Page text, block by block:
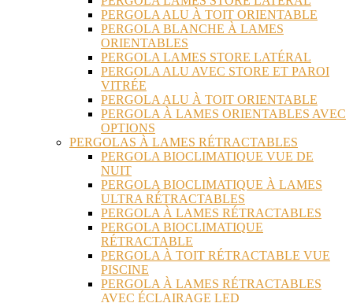
PERGOLA ALU À TOIT ORIENTABLE
PERGOLA BLANCHE À LAMES
ORIENTABLES
PERGOLA LAMES STORE LATÉRAL
PERGOLA ALU AVEC STORE ET PAROI
VITRÉE
PERGOLA ALU À TOIT ORIENTABLE
PERGOLA À LAMES ORIENTABLES AVEC
OPTIONS
PERGOLAS À LAMES RÉTRACTABLES
PERGOLA BIOCLIMATIQUE VUE DE
NUIT
PERGOLA BIOCLIMATIQUE À LAMES
ULTRA RÉTRACTABLES
PERGOLA À LAMES RÉTRACTABLES
PERGOLA BIOCLIMATIQUE
RÉTRACTABLE
PERGOLA À TOIT RÉTRACTABLE VUE
PISCINE
PERGOLA À LAMES RÉTRACTABLES
AVEC ÉCLAIRAGE LED